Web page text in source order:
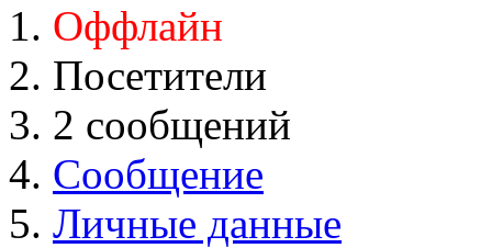
Оффлайн
Посетители
2 сообщений
Сообщение
Личные данные